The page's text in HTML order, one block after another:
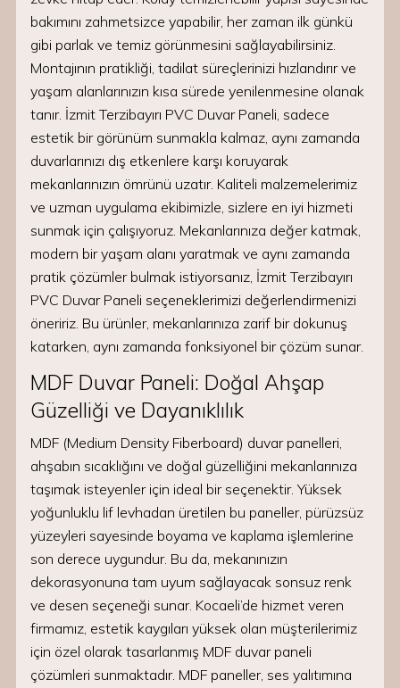
bakımını zahmetsizce yapabilir, her zaman ilk günkü
gibi parlak ve temiz görünmesini sağlayabilirsiniz.
Montajının pratikliği, tadilat süreçlerinizi hızlandırır ve
yaşam alanlarınızın kısa sürede yenilenmesine olanak
tanır. İzmit Terzibayırı PVC Duvar Paneli, sadece
estetik bir görünüm sunmakla kalmaz, aynı zamanda
duvarlarınızı dış etkenlere karşı koruyarak
mekanlarınızın ömrünü uzatır. Kaliteli malzemelerimiz
ve uzman uygulama ekibimizle, sizlere en iyi hizmeti
sunmak için çalışıyoruz. Mekanlarınıza değer katmak,
modern bir yaşam alanı yaratmak ve aynı zamanda
pratik çözümler bulmak istiyorsanız, İzmit Terzibayırı
PVC Duvar Paneli seçeneklerimizi değerlendirmenizi
öneririz. Bu ürünler, mekanlarınıza zarif bir dokunuş
katarken, aynı zamanda fonksiyonel bir çözüm sunar.
MDF Duvar Paneli: Doğal Ahşap
Güzelliği ve Dayanıklılık
MDF (Medium Density Fiberboard) duvar panelleri,
ahşabın sıcaklığını ve doğal güzelliğini mekanlarınıza
taşımak isteyenler için ideal bir seçenektir. Yüksek
yoğunluklu lif levhadan üretilen bu paneller, pürüzsüz
yüzeyleri sayesinde boyama ve kaplama işlemlerine
son derece uygundur. Bu da, mekanınızın
dekorasyonuna tam uyum sağlayacak sonsuz renk
ve desen seçeneği sunar. Kocaeli’de hizmet veren
firmamız, estetik kaygıları yüksek olan müşterilerimiz
için özel olarak tasarlanmış MDF duvar paneli
çözümleri sunmaktadır. MDF paneller, ses yalıtımına